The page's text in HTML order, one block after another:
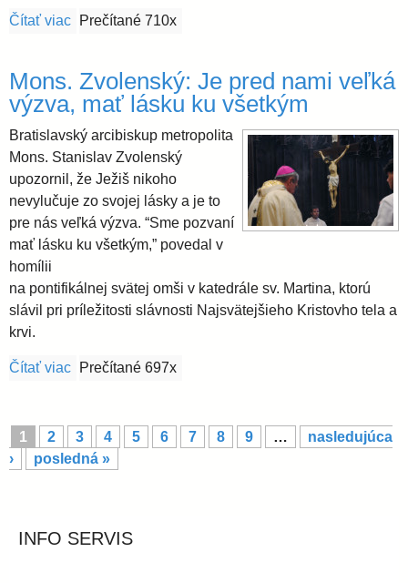
Čítať viac o V Bratislave bola vonkajšia verejná slávnosť
Prečítané 710x
Mons. Zvolenský: Je pred nami veľká
výzva, mať lásku ku všetkým
Bratislavský arcibiskup metropolita
Mons. Stanislav Zvolenský
upozornil, že Ježiš nikoho
nevylučuje zo svojej lásky a je to
pre nás veľká výzva. “Sme pozvaní
mať lásku ku všetkým,” povedal v
homílii
na pontifikálnej svätej omši v katedrále sv. Martina, ktorú
slávil pri príležitosti slávnosti Najsvätejšieho Kristovho tela a
krvi.
Čítať viac o Mons. Zvolenský: Je pred nami veľká výzva, mať
Prečítané 697x
S
t
r
k
1 2 3 4 5 6 7 8 9 …
nasledujúca
›
posledná »
INFO SERVIS